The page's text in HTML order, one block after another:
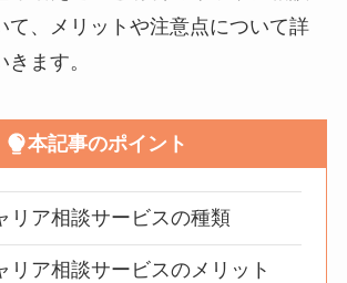
て、メリットや注意点について詳
ます。
本記事のポイント
リア相談サービスの種類
リア相談サービスのメリット